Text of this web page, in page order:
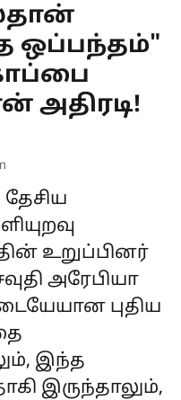
ஒப்பந்தம்"
அதிரடி!
உறுப்பினர்
அரேபியா
புதிய
இந்த
இருந்தாலும்,